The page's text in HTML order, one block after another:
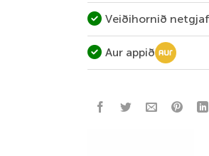
Veiðihornið
Aur appið